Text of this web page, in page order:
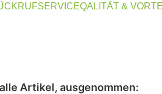
QALITÄT &
Artikel, ausgenommen: